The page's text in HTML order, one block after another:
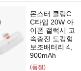
몬스터 클링C
C타입 20W 아
이폰 갤럭시 고
속충전 도킹형
보조배터리 4,
900mAh
(품절)